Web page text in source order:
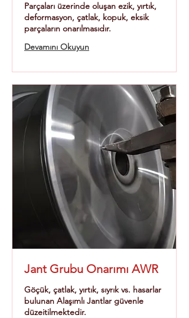
Parçaları üzerinde oluşan ezik, yırtık,
deformasyon, çatlak, kopuk, eksik
parçaların onarılmasıdır.
Devamını Okuyun
Jant Grubu Onarımı AWR
Göçük, çatlak, yırtık, sıyrık vs. hasarlar
bulunan Alaşımlı Jantlar güvenle
düzeitilmektedir.